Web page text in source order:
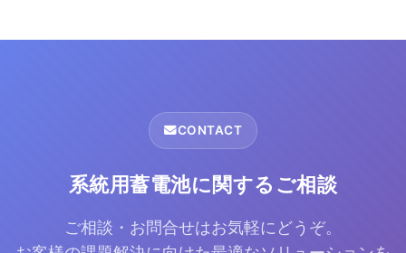
CONTACT
系統用蓄電池に関するご相談
ご相談・お問合せはお気軽にどうぞ。